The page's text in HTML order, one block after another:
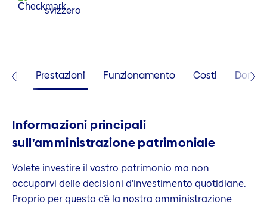
svizzero
Prestazioni Funzionamento Costi
Informazioni principali
sull’amministrazione patrimoniale
Volete investire il vostro patrimonio ma non
occuparvi delle decisioni d’investimento quotidiane.
Proprio per questo c’è la nostra amministrazione